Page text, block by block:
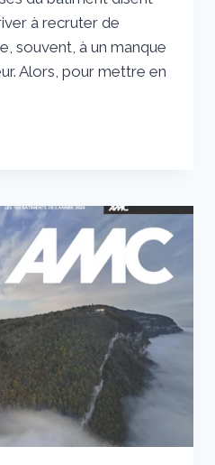
à recruter de
souvent, à un manque
Alors, pour mettre en